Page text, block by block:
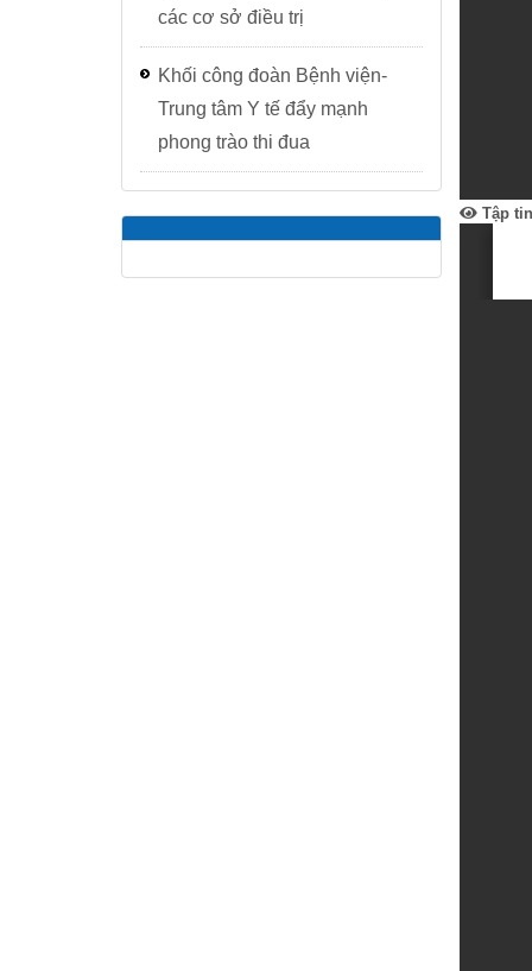
Tập
các cơ sở điều trị
Khối công đoàn Bệnh viện-
Trung tâm Y tế đẩy mạnh
phong trào thi đua